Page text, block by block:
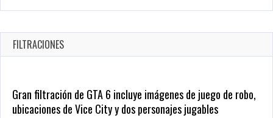
Revive el terror: El conjuro 4: Últimos ritos ya está disponible
Oct 20, 2025
1380 Views
FILTRACIONES
Gran filtración de GTA 6 incluye imágenes de juego de robo,
ubicaciones de Vice City y dos personajes jugables